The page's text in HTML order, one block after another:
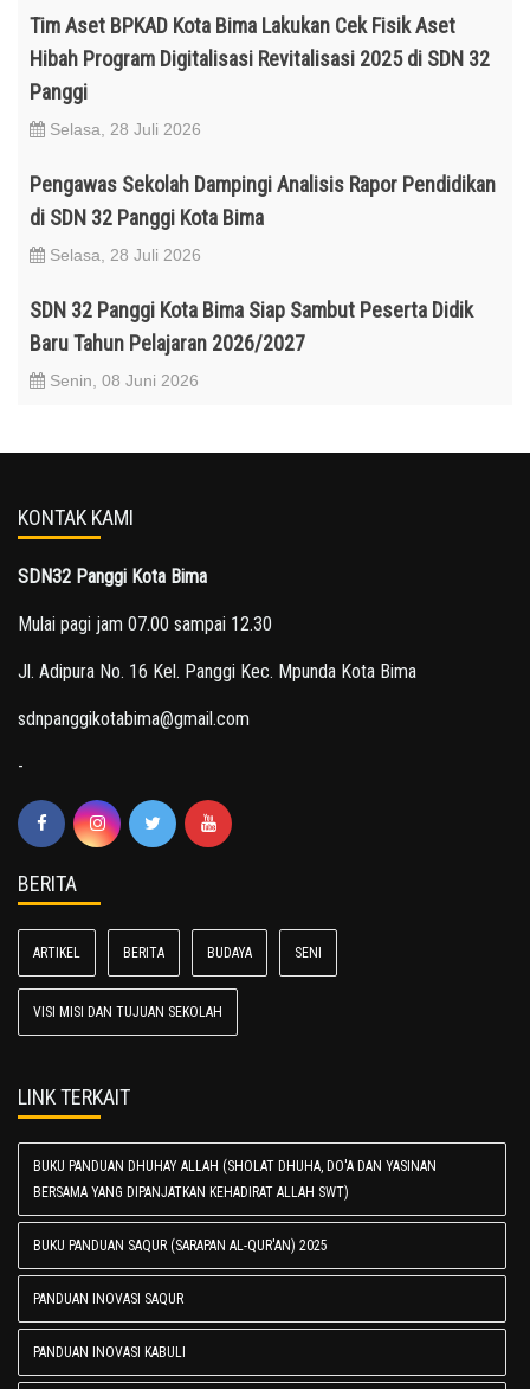
Tim Aset BPKAD Kota Bima Lakukan Cek Fisik Aset
Hibah Program Digitalisasi Revitalisasi 2025 di SDN 32
Panggi
Selasa, 28 Juli 2026
Pengawas Sekolah Dampingi Analisis Rapor Pendidikan
di SDN 32 Panggi Kota Bima
Selasa, 28 Juli 2026
SDN 32 Panggi Kota Bima Siap Sambut Peserta Didik
Baru Tahun Pelajaran 2026/2027
Senin, 08 Juni 2026
KONTAK KAMI
SDN32 Panggi Kota Bima
Mulai pagi jam 07.00 sampai 12.30
Jl. Adipura No. 16 Kel. Panggi Kec. Mpunda Kota Bima
sdnpanggikotabima@gmail.com
-
BERITA
ARTIKEL BERITA BUDAYA SENI
VISI MISI DAN TUJUAN SEKOLAH
LINK TERKAIT
BUKU PANDUAN DHUHAY ALLAH (SHOLAT DHUHA, DO'A DAN YASINAN
BERSAMA YANG DIPANJATKAN KEHADIRAT ALLAH SWT)
BUKU PANDUAN SAQUR (SARAPAN AL-QUR'AN) 2025
PANDUAN INOVASI SAQUR
PANDUAN INOVASI KABULI